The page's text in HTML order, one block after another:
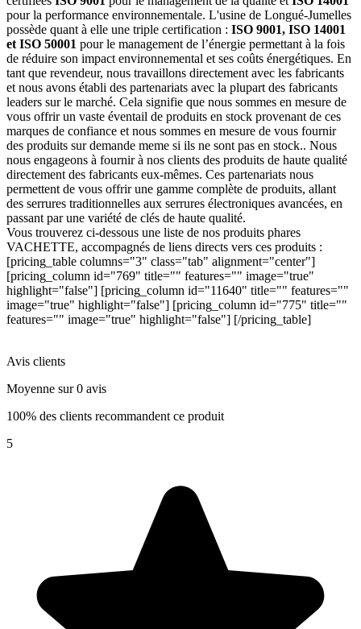
pour la performance environnementale. L'usine de Longué-Jumelles
possède quant à elle une triple certification : ISO 9001, ISO 14001
et ISO 50001 pour le management de l’énergie permettant à la fois
de réduire son impact environnemental et ses coûts énergétiques. En
tant que revendeur, nous travaillons directement avec les fabricants
et nous avons établi des partenariats avec la plupart des fabricants
leaders sur le marché. Cela signifie que nous sommes en mesure de
vous offrir un vaste éventail de produits en stock provenant de ces
marques de confiance et nous sommes en mesure de vous fournir
des produits sur demande meme si ils ne sont pas en stock.. Nous
nous engageons à fournir à nos clients des produits de haute qualité
directement des fabricants eux-mêmes. Ces partenariats nous
permettent de vous offrir une gamme complète de produits, allant
des serrures traditionnelles aux serrures électroniques avancées, en
passant par une variété de clés de haute qualité.
Vous trouverez ci-dessous une liste de nos produits phares
VACHETTE, accompagnés de liens directs vers ces produits :
[pricing_table columns="3" class="tab" alignment="center"]
[pricing_column id="769" title="" features="" image="true"
highlight="false"] [pricing_column id="11640" title="" features=""
image="true" highlight="false"] [pricing_column id="775" title=""
features="" image="true" highlight="false"] [/pricing_table]
Avis clients
Moyenne sur 0 avis
100% des clients recommandent ce produit
5